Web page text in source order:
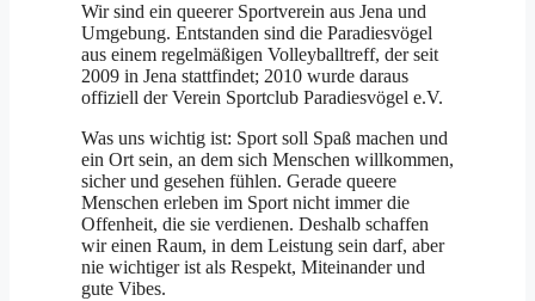
Wir sind ein queerer Sportverein aus Jena und
Umgebung. Entstanden sind die Paradiesvögel
aus einem regelmäßigen Volleyballtreff, der seit
2009 in Jena stattfindet; 2010 wurde daraus
offiziell der Verein Sportclub Paradiesvögel e.V.
Was uns wichtig ist: Sport soll Spaß machen und
ein Ort sein, an dem sich Menschen willkommen,
sicher und gesehen fühlen. Gerade queere
Menschen erleben im Sport nicht immer die
Offenheit, die sie verdienen. Deshalb schaffen
wir einen Raum, in dem Leistung sein darf, aber
nie wichtiger ist als Respekt, Miteinander und
gute Vibes.